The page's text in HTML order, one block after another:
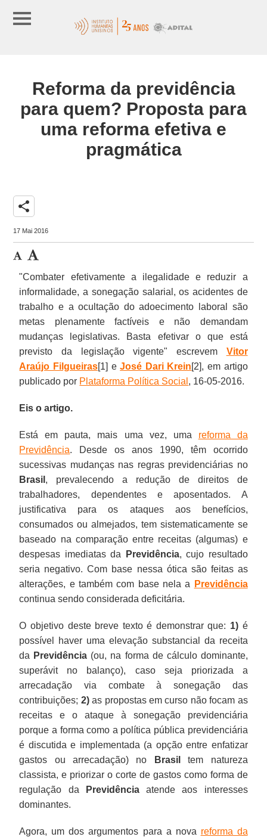
Reforma da previdência
para quem? Proposta para
uma reforma efetiva e
pragmática
share
17 Mai 2016
"Combater efetivamente a ilegalidade e reduzir a
informalidade, a sonegação salarial, os acidentes de
trabalho e a ocultação do adoecimento laboral são
metas plenamente factíveis e não demandam
mudanças legislativas. Basta efetivar o que está
previsto da legislação vigente" escrevem Vitor
Araújo Filgueiras[1] eJosé Dari Krein[2], em artigo
publicado por Plataforma Política Social , 16-05-2016.
Eis o artigo.
Está em pauta, mais uma vez, uma reforma da
Previdência. Desde os anos 1990, têm ocorrido
sucessivas mudanças nas regras previdenciárias no
Brasil , prevalecendo a redução de direitos de
trabalhadores, dependentes e aposentados. A
justificativa para os ataques aos benefícios,
consumados ou almejados, tem sistematicamente se
baseado na comparação entre receitas (algumas) e
despesas imediatas da
Previdência, cujo resultado
seria negativo. Com base nessa ótica são feitas as
alterações, e também com base nela a
Previdência
continua sendo considerada deficitária.
O objetivo deste breve texto é demonstrar que: 1) é
possível haver uma elevação substancial da receita
da Previdência (ou, na forma de cálculo dominante,
superávit no balanço), caso seja priorizada a
arrecadação via combate à sonegação das
contribuições; 2)as propostas em curso não focam as
receitas e o ataque à sonegação previdenciária
porque a forma como a política pública previdenciária
é discutida e implementada (a opção entre enfatizar
gastos ou arrecadação) no
Brasil
tem natureza
classista, e priorizar o corte de gastos como forma de
regulação da
Previdênciaatende aos interesses
dominantes.
Agora, um dos argumentos para a nova reforma da